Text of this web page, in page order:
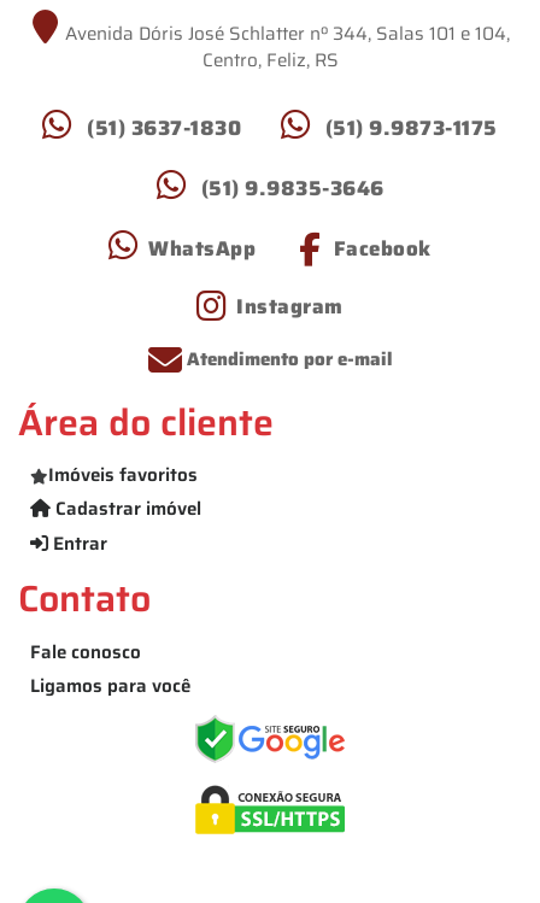
Avenida Dóris José Schlatter nº 344, Salas 101 e 104,
Centro, Feliz, RS
(51) 3637-1830
(51) 9.9873-1175
(51) 9.9835-3646
WhatsApp
Facebook
Instagram
Atendimento por e-mail
Área do cliente
Imóveis favoritos
Cadastrar imóvel
Entrar
Contato
Fale conosco
Ligamos para você